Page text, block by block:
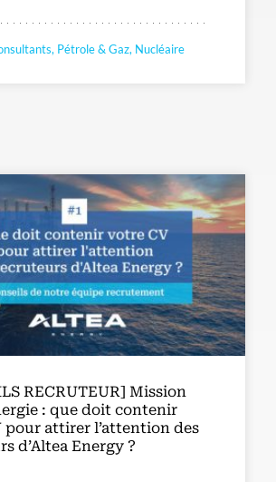
Pétrole & Gaz, Nucléaire
RECRUTEUR] Mission
: que doit contenir
pour attirer l’attention des
d’Altea Energy ?